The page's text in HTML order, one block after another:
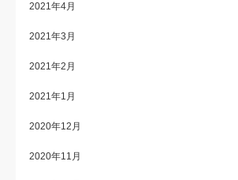
2021年4月
2021年3月
2021年2月
2021年1月
2020年12月
2020年11月